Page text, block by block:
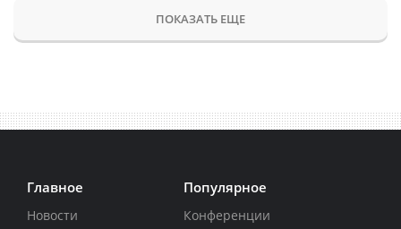
ПОКАЗАТЬ ЕЩЕ
Главное
Новости
Популярное
Конференции